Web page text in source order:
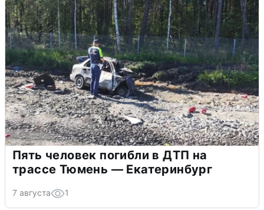
Пять человек погибли в ДТП на
трассе Тюмень — Екатеринбург
7 августа 1